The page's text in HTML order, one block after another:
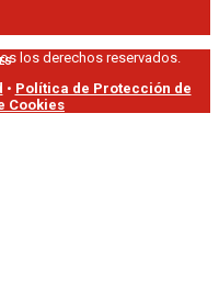
los derechos reservados.
• Política de Protección de
Cookies